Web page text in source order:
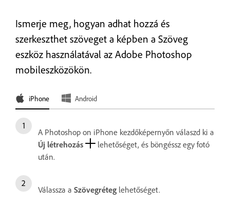
Ismerje meg, hogyan adhat hozzá és
szerkeszthet szöveget a képben a Szöveg
eszköz használatával az Adobe Photoshop
mobileszközökön.
iPhone Android
A Photoshop on iPhone kezdőképernyőn válaszd ki a
Új létrehozás
lehetőséget, és böngéssz egy fotó
után.
Válassza a Szövegréteg lehetőséget.